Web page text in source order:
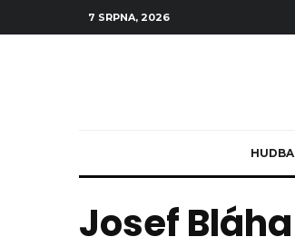
7 SRPNA, 2026
HUDBA
Josef Bláha